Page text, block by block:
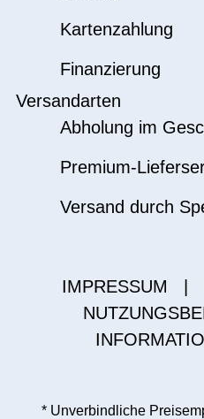
Kartenzahlung
Finanzierung
Versandarten
Abholung im
Premium-
Versand durch
IMPRESSUM
* Unverbindliche